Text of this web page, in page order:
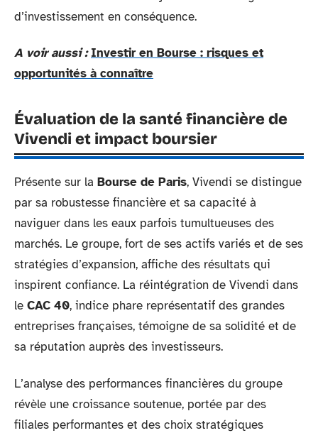
d’investissement en conséquence.
A voir aussi : Investir en Bourse : risques et
opportunités à connaître
Évaluation de la santé financière de
Vivendi et impact boursier
Présente sur la Bourse de Paris, Vivendi se distingue
par sa robustesse financière et sa capacité à
naviguer dans les eaux parfois tumultueuses des
marchés. Le groupe, fort de ses actifs variés et de ses
stratégies d’expansion, affiche des résultats qui
inspirent confiance. La réintégration de Vivendi dans
le CAC 40, indice phare représentatif des grandes
entreprises françaises, témoigne de sa solidité et de
sa réputation auprès des investisseurs.
L’analyse des performances financières du groupe
révèle une croissance soutenue, portée par des
filiales performantes et des choix stratégiques